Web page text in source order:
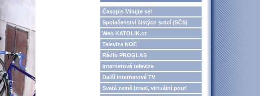
Časopis Milujte se!
Společenství čistých srdcí (SČS)
Web KATOLIK.cz
Televize NOE
Rádio PROGLAS
Internetová televize
Další internetové TV
Svatá země Izrael, virtuální pouť